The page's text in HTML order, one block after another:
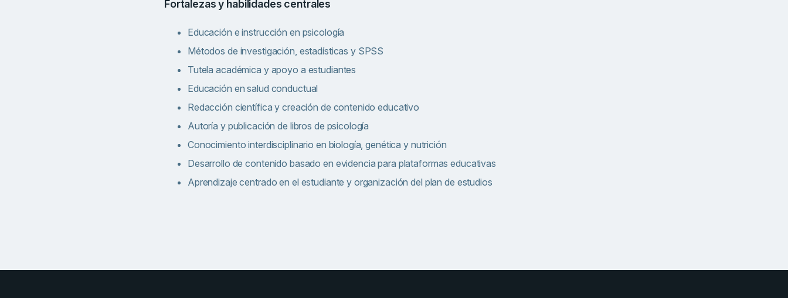
Fortalezas y habilidades centrales
Educación e instrucción en psicología
Métodos de investigación, estadísticas y SPSS
Tutela académica y apoyo a estudiantes
Educación en salud conductual
Redacción científica y creación de contenido educativo
Autoría y publicación de libros de psicología
Conocimiento interdisciplinario en biología, genética y nutrición
Desarrollo de contenido basado en evidencia para plataformas educativas
Aprendizaje centrado en el estudiante y organización del plan de estudios